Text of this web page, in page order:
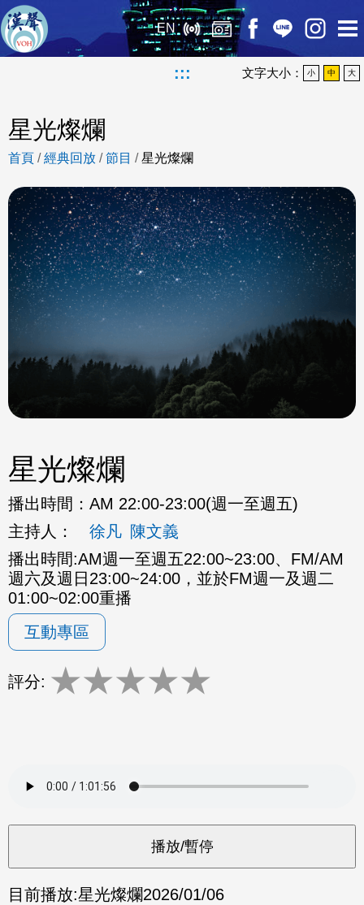
EN
::: 文字大小： 小 中 大
星光燦爛
首頁 /經典回放 /節目 /星光燦爛
星光燦爛
播出時間： AM 22:00-23:00(週一至週五)
主持人：
徐凡 陳文義
播出時間:AM週一至週五22:00~23:00、FM/AM
週六及週日23:00~24:00，並於FM週一及週二
01:00~02:00重播
互動專區
評分: ★★★★★
目前播放:星光燦爛2026/01/06